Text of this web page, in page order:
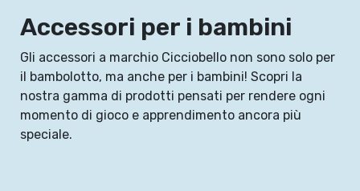
Accessori per i bambini
Gli accessori a marchio Cicciobello non sono solo per
il bambolotto, ma anche per i bambini! Scopri la
nostra gamma di prodotti pensati per rendere ogni
momento di gioco e apprendimento ancora più
speciale.